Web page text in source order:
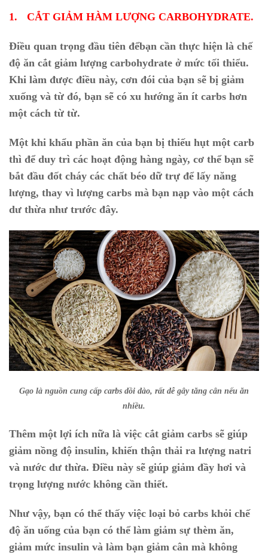
1. CẮT GIẢM HÀM LƯỢNG CARBOHYDRATE.
Điều quan trọng đầu tiên đểbạn cần thực hiện là chế
độ ăn cắt giảm lượng carbohydrate ở mức tối thiểu.
Khi làm được điều này, cơn đói của bạn sẽ bị giảm
xuống và từ đó, bạn sẽ có xu hướng ăn ít carbs hơn
một cách từ từ.
Một khi khẩu phần ăn của bạn bị thiếu hụt một carb
thì để duy trì các hoạt động hàng ngày, cơ thể bạn sẽ
bắt đầu đốt cháy các chất béo dữ trự để lấy năng
lượng, thay vì lượng carbs mà bạn nạp vào một cách
dư thừa như trước đây.
Gạo là nguồn cung cấp carbs dồi dào, rất dễ gây tăng cân nếu ăn
nhiều.
Thêm một lợi ích nữa là việc cắt giảm carbs sẽ giúp
giảm nồng độ insulin, khiến thận thải ra lượng natri
và nước dư thừa. Điều này sẽ giúp giảm đầy hơi và
trọng lượng nước không cần thiết.
Như vậy, bạn có thể thấy việc loại bỏ carbs khỏi chế
độ ăn uống của bạn có thể làm giảm sự thèm ăn,
giảm mức insulin và làm bạn giảm cân mà không